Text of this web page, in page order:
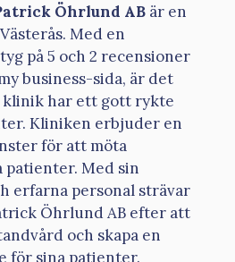
Öhrlund AB är en
Med en
på 5 och 2 recensioner
business-sida, är det
har ett gott rykte
Kliniken erbjuder en
för att möta
patienter. Med sin
erfarna personal strävar
Öhrlund AB efter att
och skapa en
för sina patienter.